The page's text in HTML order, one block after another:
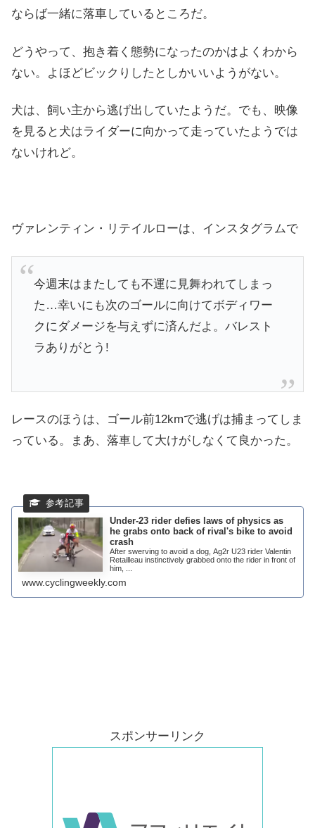
ならば一緒に落車しているところだ。
どうやって、抱き着く態勢になったのかはよくわから
ない。よほどビックりしたとしかいいようがない。
犬は、飼い主から逃げ出していたようだ。でも、映像
を見ると犬はライダーに向かって走っていたようでは
ないけれど。
ヴァレンティン・リテイルローは、インスタグラムで
今週末はまたしても不運に見舞われてしまっ
た…幸いにも次のゴールに向けてボディワー
クにダメージを与えずに済んだよ。バレスト
ラありがとう!
レースのほうは、ゴール前12kmで逃げは捕まってしま
っている。まあ、落車して大けがしなくて良かった。
Under-23 rider defies laws of physics as
he grabs onto back of rival's bike to avoid
crash
After swerving to avoid a dog, Ag2r U23 rider Valentin
Retailleau instinctively grabbed onto the rider in front of
him, ...
www.cyclingweekly.com
スポンサーリンク